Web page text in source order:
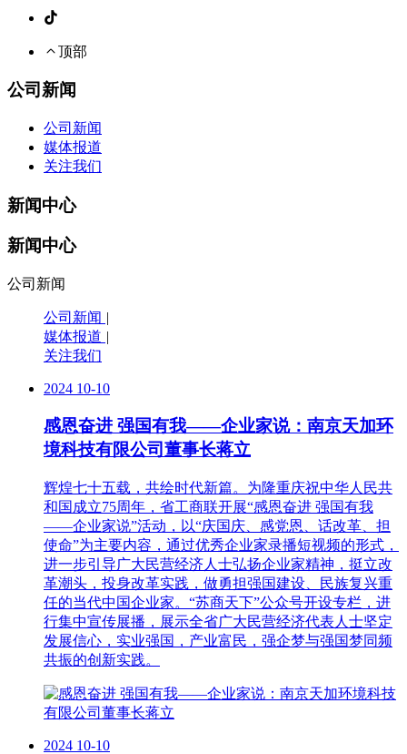
顶部
公司新闻
公司新闻
媒体报道
关注我们
新闻中心
新闻中心
公司新闻
公司新闻 |
媒体报道 |
关注我们
2024 10-10
感恩奋进 强国有我——企业家说：南京天加环
境科技有限公司董事长蒋立
辉煌七十五载，共绘时代新篇。为隆重庆祝中华人民共
和国成立75周年，省工商联开展“感恩奋进 强国有我
——企业家说”活动，以“庆国庆、感党恩、话改革、担
使命”为主要内容，通过优秀企业家录播短视频的形式，
进一步引导广大民营经济人士弘扬企业家精神，挺立改
革潮头，投身改革实践，做勇担强国建设、民族复兴重
任的当代中国企业家。“苏商天下”公众号开设专栏，进
行集中宣传展播，展示全省广大民营经济代表人士坚定
发展信心，实业强国，产业富民，强企梦与强国梦同频
共振的创新实践。
2024 10-10